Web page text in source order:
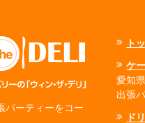
ト
ケ
愛知
出張
ド
パーティーをコー